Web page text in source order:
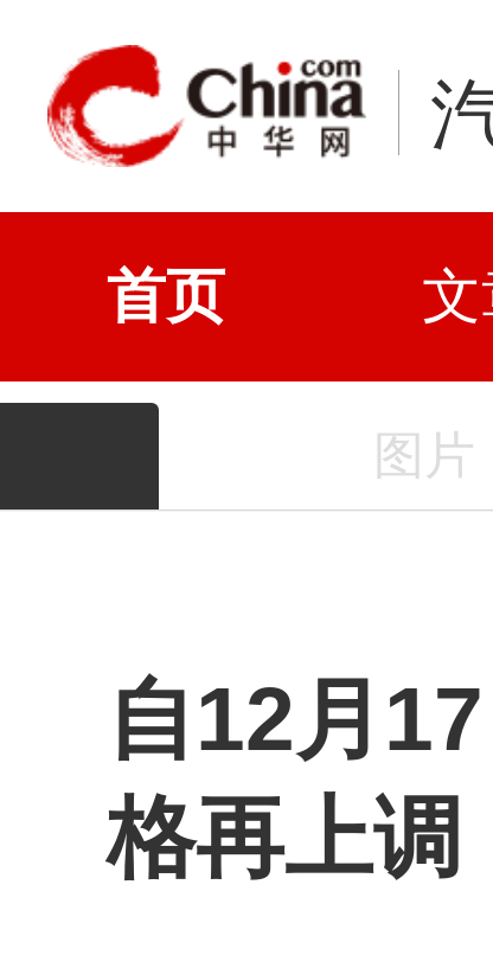
首页
图片
自12月
格再上调